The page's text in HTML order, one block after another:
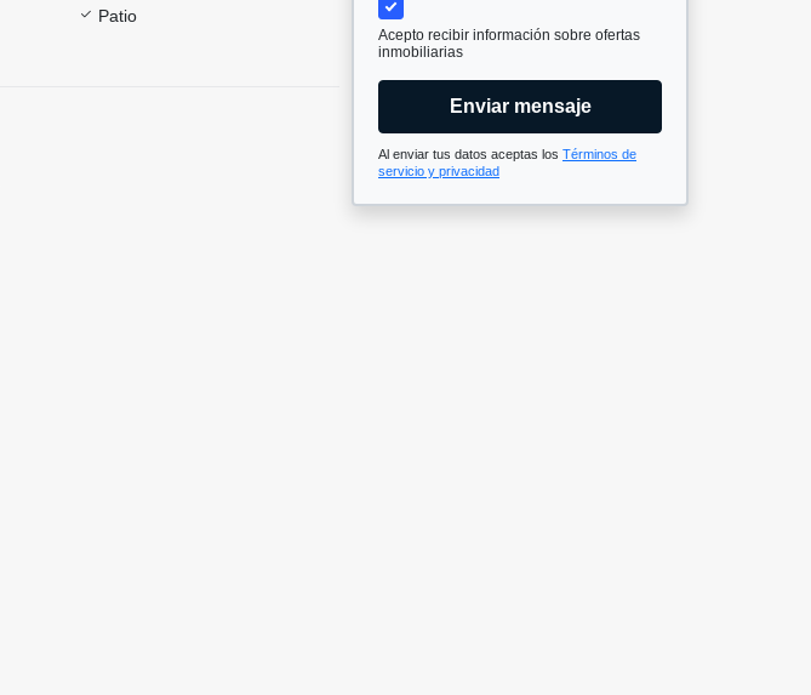
Patio
Acepto recibir información sobre ofertas
inmobiliarias
Enviar mensaje
Al enviar tus datos aceptas los Términos de
servicio y privacidad